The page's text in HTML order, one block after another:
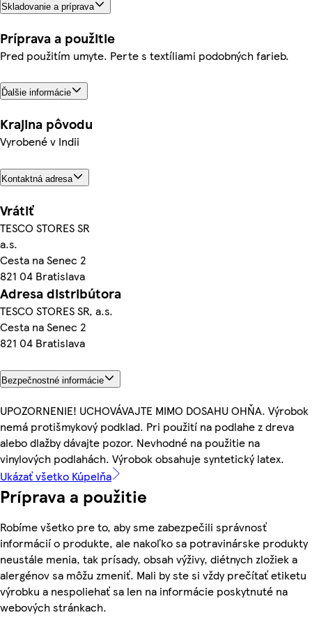
Skladovanie a príprava
Príprava a použitie
Pred použitím umyte. Perte s textíliami podobných farieb.
Ďalšie informácie
Krajina pôvodu
Vyrobené v Indii
Kontaktná adresa
Vrátiť
TESCO STORES SR
a.s.
Cesta na Senec 2
821 04 Bratislava
Adresa distribútora
TESCO STORES SR, a.s.
Cesta na Senec 2
821 04 Bratislava
Bezpečnostné informácie
UPOZORNENIE! UCHOVÁVAJTE MIMO DOSAHU OHŇA. Výrobok
nemá protišmykový podklad. Pri použití na podlahe z dreva
alebo dlažby dávajte pozor. Nevhodné na použitie na
vinylových podlahách. Výrobok obsahuje syntetický latex.
Ukázať všetko Kúpelňa
Príprava a použitie
Robíme všetko pre to, aby sme zabezpečili správnosť
informácií o produkte, ale nakoľko sa potravinárske produkty
neustále menia, tak prísady, obsah výživy, diétnych zložiek a
alergénov sa môžu zmeniť. Mali by ste si vždy prečítať etiketu
výrobku a nespoliehať sa len na informácie poskytnuté na
webových stránkach.